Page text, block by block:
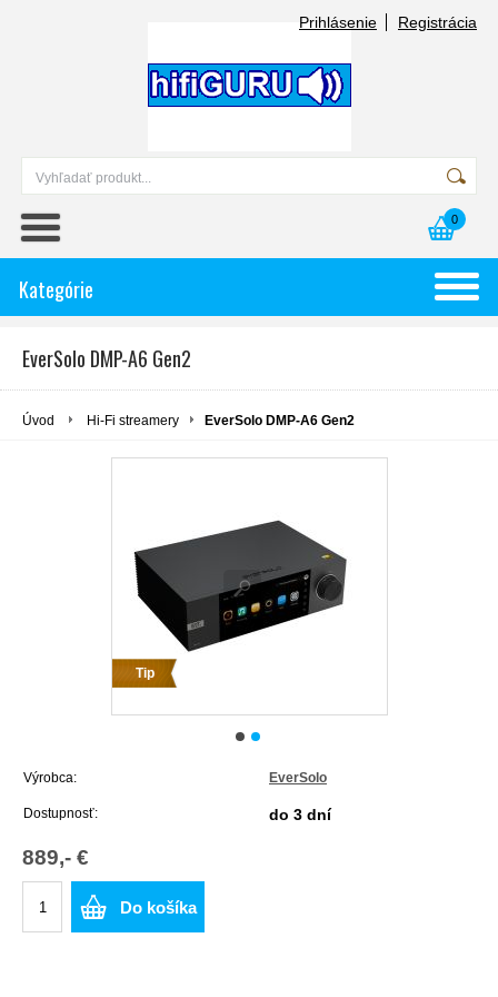
Prihlásenie Registrácia
0
Kategórie
EverSolo DMP-A6 Gen2
Úvod Hi-Fi streamery EverSolo DMP-A6 Gen2
Tip
Výrobca: EverSolo
Dostupnosť: do 3 dní
889,- €
Do košíka